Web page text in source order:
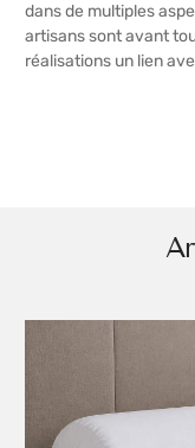
dans de multiples
artisans sont avant
réalisations un lien